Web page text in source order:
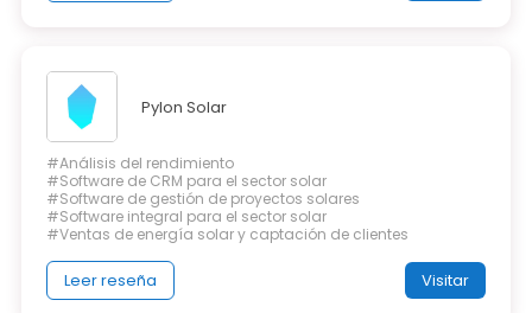
Pylon Solar
#Análisis del rendimiento
#Software de CRM para el sector solar
#Software de gestión de proyectos solares
#Software integral para el sector solar
#Ventas de energía solar y captación de clientes
Leer reseña Visitar